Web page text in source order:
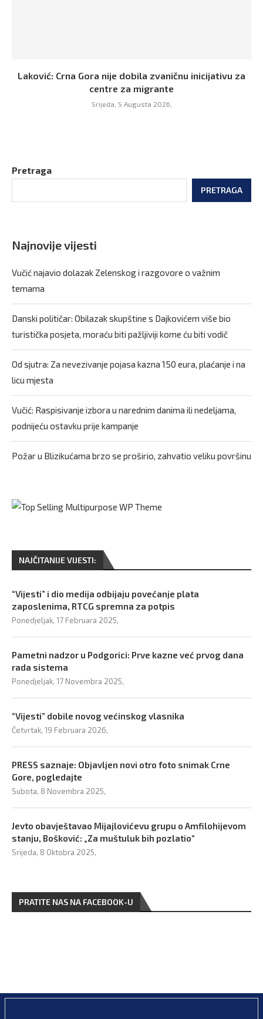
Laković: Crna Gora nije dobila zvaničnu inicijativu za
centre za migrante
Srijeda, 5 Augusta 2026,
Pretraga
PRETRAGA
Najnovije vijesti
Vučić najavio dolazak Zelenskog i razgovore o važnim
temama
Danski političar: Obilazak skupštine s Dajkovićem više bio
turistička posjeta, moraću biti pažljiviji kome ću biti vodič
Od sjutra: Za nevezivanje pojasa kazna 150 eura, plaćanje i na
licu mjesta
Vučić: Raspisivanje izbora u narednim danima ili nedeljama,
podnijeću ostavku prije kampanje
Požar u Blizikućama brzo se proširio, zahvatio veliku površinu
NAJČITANIJE VIJESTI:
“Vijesti” i dio medija odbijaju povećanje plata
zaposlenima, RTCG spremna za potpis
Ponedjeljak, 17 Februara 2025,
Pametni nadzor u Podgorici: Prve kazne već prvog dana
rada sistema
Ponedjeljak, 17 Novembra 2025,
“Vijesti” dobile novog većinskog vlasnika
Četvrtak, 19 Februara 2026,
PRESS saznaje: Objavljen novi otro foto snimak Crne
Gore, pogledajte
Subota, 8 Novembra 2025,
Jevto obavještavao Mijajlovićevu grupu o Amfilohijevom
stanju, Bošković: „Za muštuluk bih pozlatio“
Srijeda, 8 Oktobra 2025,
PRATITE NAS NA FACEBOOK-U